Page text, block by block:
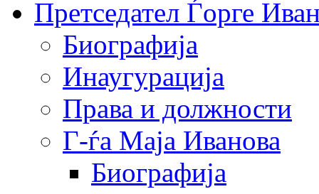
Претседател Ѓорге
Биографија
Инаугурација
Права и должности
Г-ѓа Маја Иванова
Биографија